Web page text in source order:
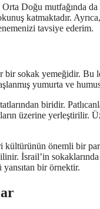
Orta Doğu mutfağında
katmaktadır.
tavsiye ederim.
bir sokak yemeğidir. Bu
yumurta ve
biridir.
üzerine yerleştirilir.
kültürünün önemli bir
İsrail’in
bir örnektir.